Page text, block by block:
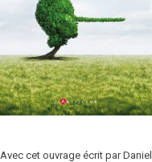
Avec cet ouvrage écrit par Daniel